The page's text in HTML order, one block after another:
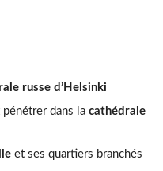
russe d’Helsinki
dans lacathédrale
et ses quartiers branchés